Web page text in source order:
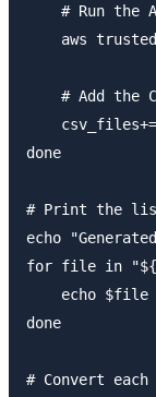
# Run the
aws
# Add the
done
# Print the
echo
for file in
    echo $file
done
# Convert